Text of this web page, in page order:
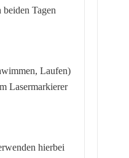
Tagen
Laufen)
Lasermarkierer
hierbei